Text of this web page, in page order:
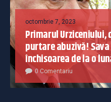
octombrie 7, 2023
Primarul Urziceniului,
purtare abuzivă!
închisoarea de la o
0 Comentariu